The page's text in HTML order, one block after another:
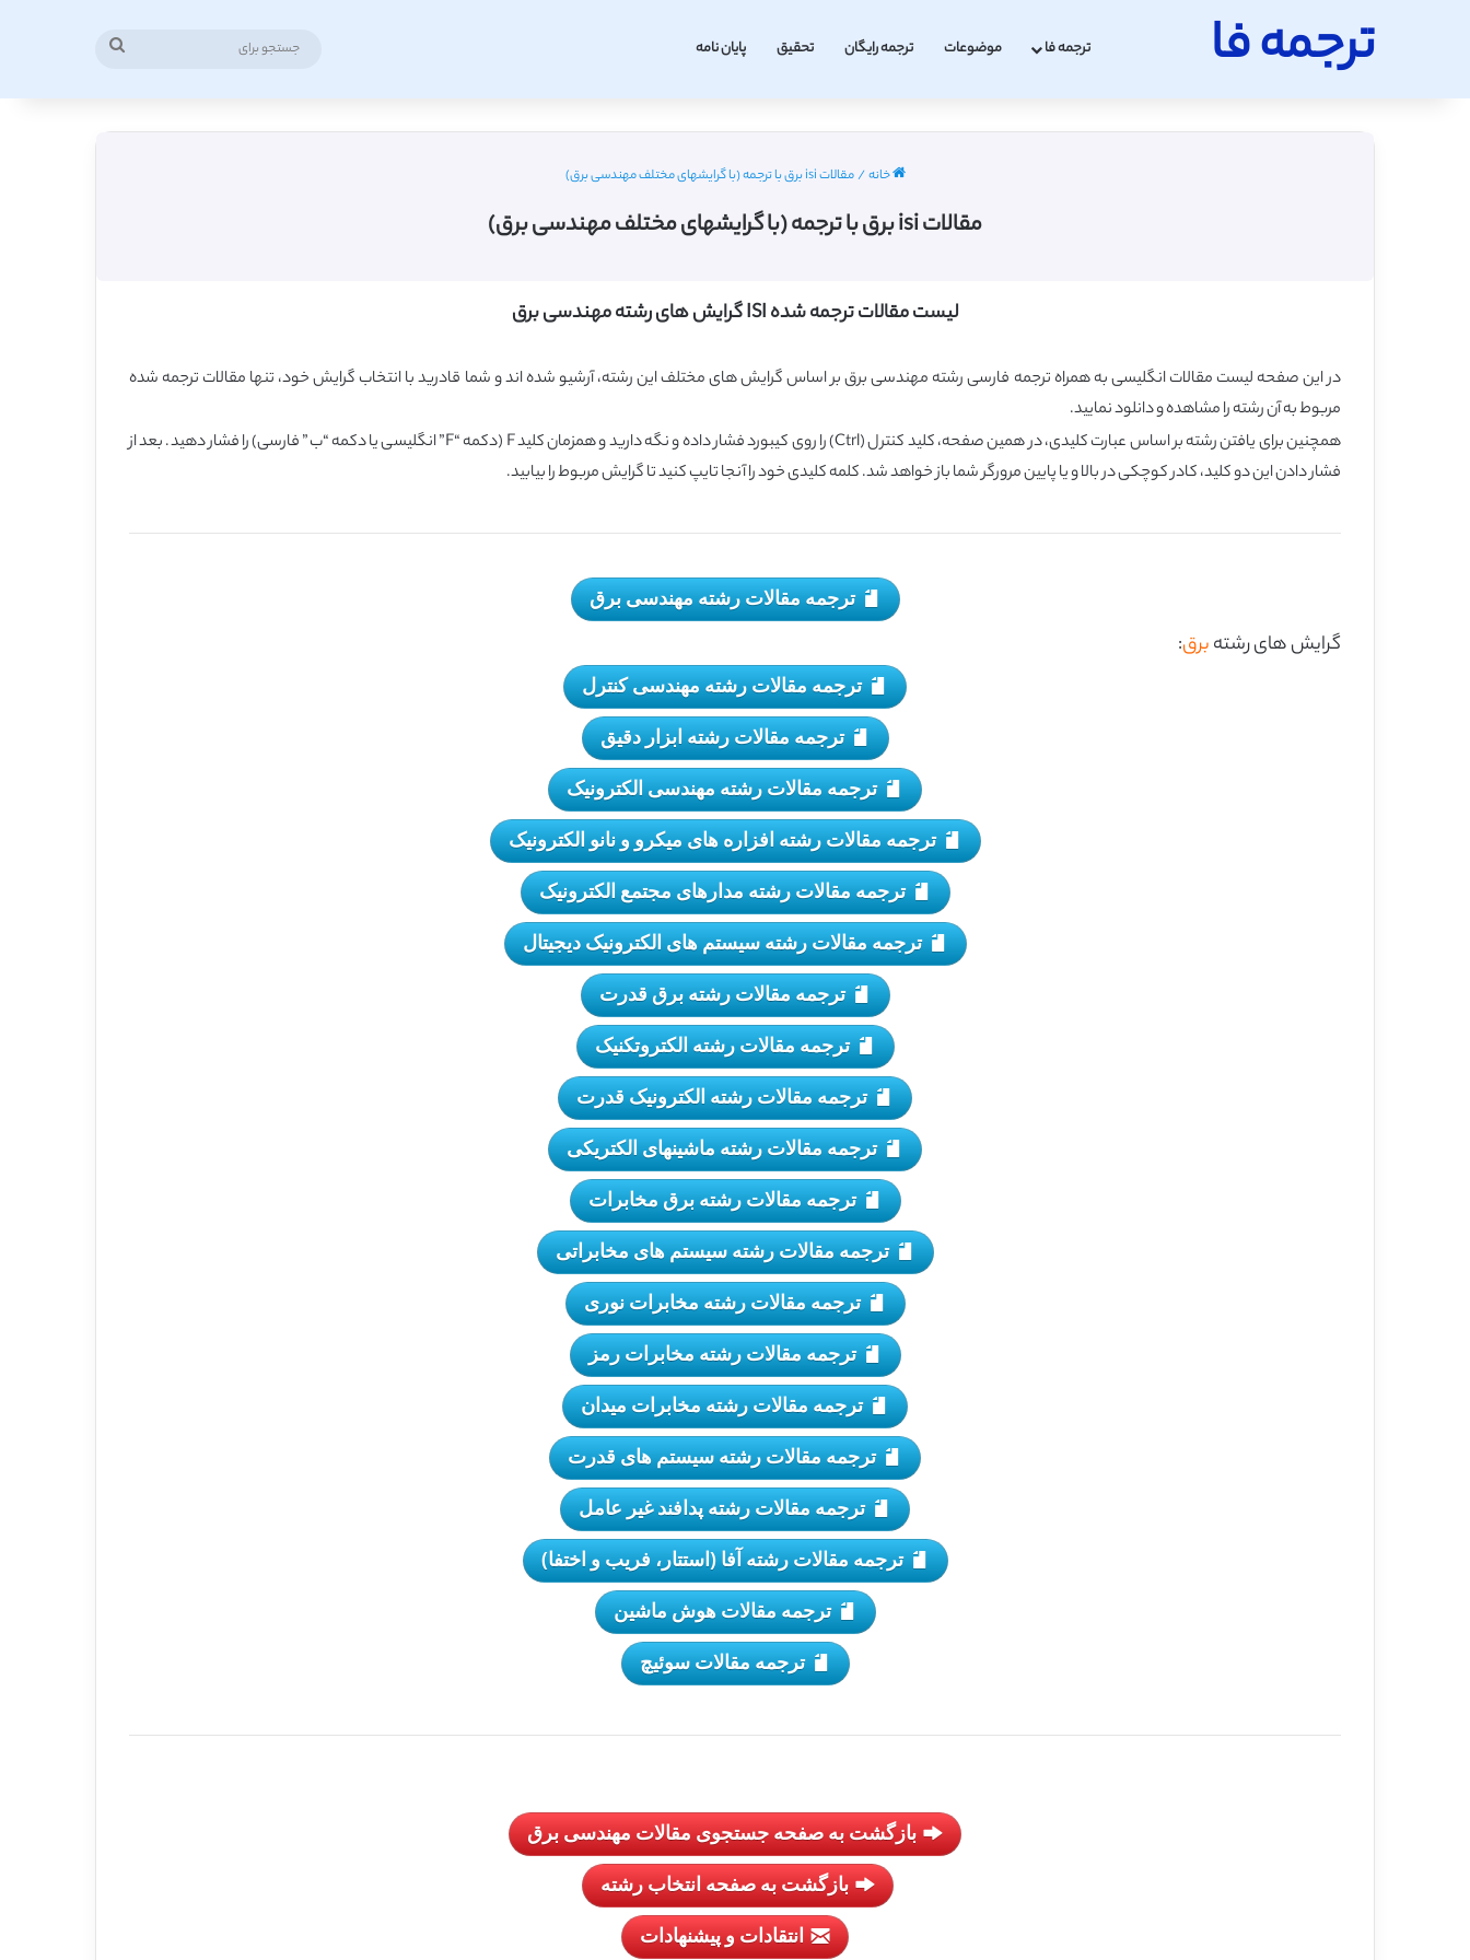
ترجمه فا ترجمه فا موضوعات ترجمه رایگان تحقیق پایان نامه
خانه/مقالات isi برق با ترجمه (با گرایشهای مختلف مهندسی برق)
مقالات isi برق با ترجمه (با گرایشهای مختلف مهندسی برق)
لیست مقالات ترجمه شده ISI گرایش های رشته مهندسی برق
در این صفحه لیست مقالات انگلیسی به همراه ترجمه فارسی رشته مهندسی برق بر اساس گرایش های مختلف این رشته، آرشیو شده اند و شما قادرید با انتخاب گرایش خود، تنها مقالات ترجمه شده
مربوط به آن رشته را مشاهده و دانلود نمایید.
همچنین برای یافتن رشته بر اساس عبارت کلیدی، در همین صفحه، کلید کنترل (Ctrl) را روی کیبورد فشار داده و نگه دارید و همزمان کلید F (دکمه “F” انگلیسی یا دکمه “ب” فارسی) را فشار دهید. بعد از
فشار دادن این دو کلید، کادر کوچکی در بالا و یا پایین مرورگر شما باز خواهد شد. کلمه کلیدی خود را آنجا تایپ کنید تا گرایش مربوط را بیابید.
ترجمه مقالات رشته مهندسی برق
گرایش های رشتهبرق:
ترجمه مقالات رشته مهندسی کنترل
ترجمه مقالات رشته ابزار دقیق
ترجمه مقالات رشته مهندسی الکترونیک
ترجمه مقالات رشته افزاره های میکرو و نانو الکترونیک
ترجمه مقالات رشته مدارهای مجتمع الکترونیک
ترجمه مقالات رشته سیستم های الکترونیک دیجیتال
ترجمه مقالات رشته برق قدرت
ترجمه مقالات رشته الکتروتکنیک
ترجمه مقالات رشته الکترونیک قدرت
ترجمه مقالات رشته ماشینهای الکتریکی
ترجمه مقالات رشته برق مخابرات
ترجمه مقالات رشته سیستم های مخابراتی
ترجمه مقالات رشته مخابرات نوری
ترجمه مقالات رشته مخابرات رمز
ترجمه مقالات رشته مخابرات میدان
ترجمه مقالات رشته سیستم های قدرت
ترجمه مقالات رشته پدافند غیر عامل
ترجمه مقالات رشته آفا (استتار، فریب و اختفا)
ترجمه مقالات هوش ماشین
ترجمه مقالات سوئیچ
بازگشت به صفحه جستجوی مقالات مهندسی برق
بازگشت به صفحه انتخاب رشته
انتقادات و پیشنهادات